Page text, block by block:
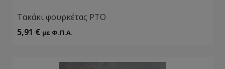
Tακάκι φουρκέτας ΡΤΟ
5,91 € με Φ.Π.Α.